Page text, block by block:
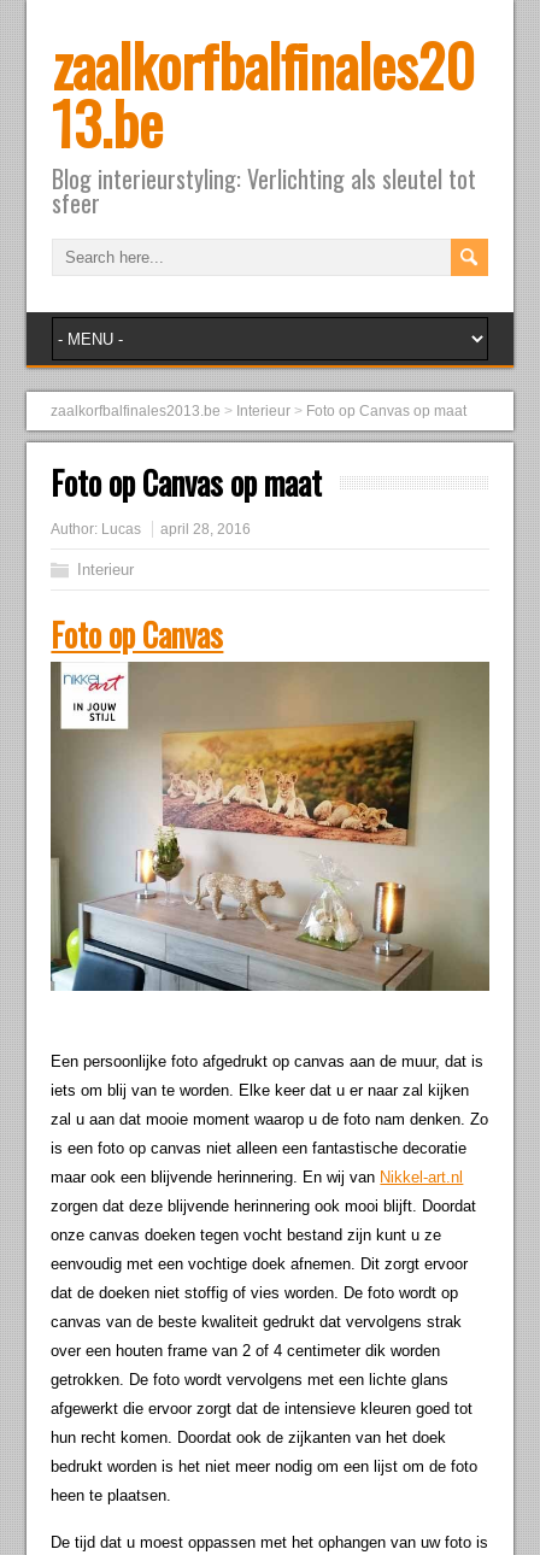
zaalkorfbalfinales20
13.be
Blog interieurstyling: Verlichting als sleutel tot
sfeer
zaalkorfbalfinales2013.be > Interieur > Foto op Canvas op maat
Foto op Canvas op maat
Author: Lucas april 28, 2016
Interieur
Foto op Canvas
Een persoonlijke foto afgedrukt op canvas aan de muur, dat is
iets om blij van te worden. Elke keer dat u er naar zal kijken
zal u aan dat mooie moment waarop u de foto nam denken. Zo
is een foto op canvas niet alleen een fantastische decoratie
maar ook een blijvende herinnering. En wij van Nikkel-art.nl
zorgen dat deze blijvende herinnering ook mooi blijft. Doordat
onze canvas doeken tegen vocht bestand zijn kunt u ze
eenvoudig met een vochtige doek afnemen. Dit zorgt ervoor
dat de doeken niet stoffig of vies worden. De foto wordt op
canvas van de beste kwaliteit gedrukt dat vervolgens strak
over een houten frame van 2 of 4 centimeter dik worden
getrokken. De foto wordt vervolgens met een lichte glans
afgewerkt die ervoor zorgt dat de intensieve kleuren goed tot
hun recht komen. Doordat ook de zijkanten van het doek
bedrukt worden is het niet meer nodig om een lijst om de foto
heen te plaatsen.
De tijd dat u moest oppassen met het ophangen van uw foto is